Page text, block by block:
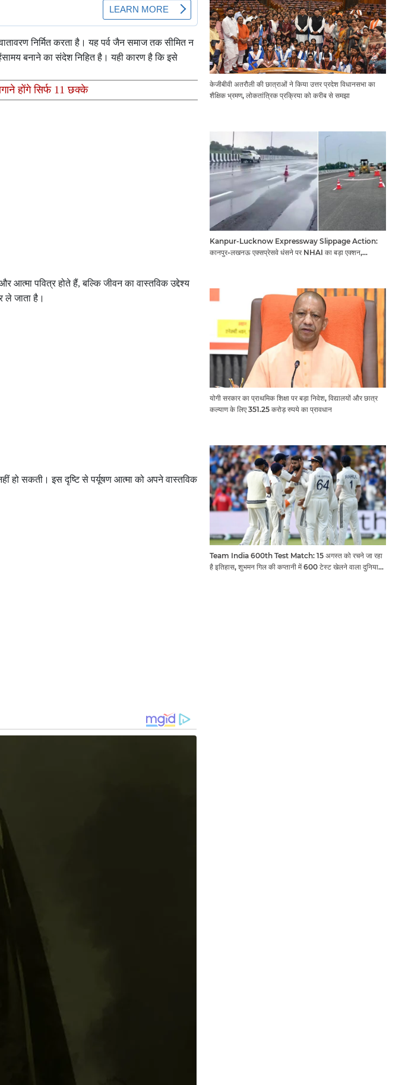
निर्मित करता है। यह पर्व जैन समाज तक सीमित न
बनाने का संदेश निहित है। यही कारण है कि इसे
होंगे सिर्फ 11 छक्के
पवित्र होते हैं, बल्कि जीवन का वास्तविक उद्देश्य
ले जाता है।
हो सकती। इस दृष्टि से पर्यूषण आत्मा को अपने वास्तविक
केजीबीवी अतरौली की छात्राओं ने किया उत्तर प्रदेश विधानसभा का
शैक्षिक भ्रमण, लोकतांत्रिक प्रक्रिया को करीब से समझा
Kanpur-Lucknow Expressway Slippage Action:
कानपुर-लखनऊ एक्सप्रेसवे धंसने पर NHAI का बड़ा एक्शन,
योगी सरकार का प्राथमिक शिक्षा पर बड़ा निवेश, विद्यालयों और छात्र
कल्याण के लिए 351.25 करोड़ रुपये का प्रावधान
Team India 600th Test Match: 15 अगस्त को रचने जा रहा
है इतिहास, शुभमन गिल की कप्तानी में 600 टेस्ट खेलने वाला दुनिया